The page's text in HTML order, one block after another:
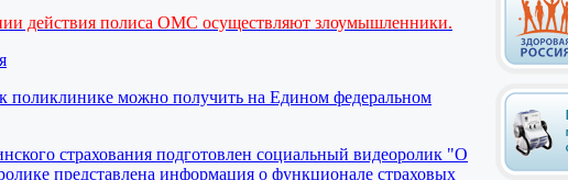
действия полиса ОМС осуществляют злоумышленники.
можно получить на Едином федеральном
страхования подготовлен социальный видеоролик "О
представлена информация о функционале страховых